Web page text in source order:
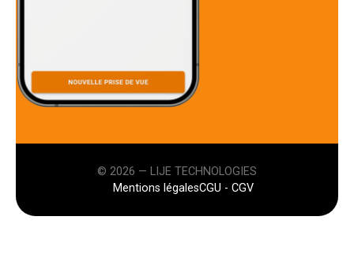
© 2026 — LIJE TECHNOLOGIES
Mentions légalesCGU - CGV